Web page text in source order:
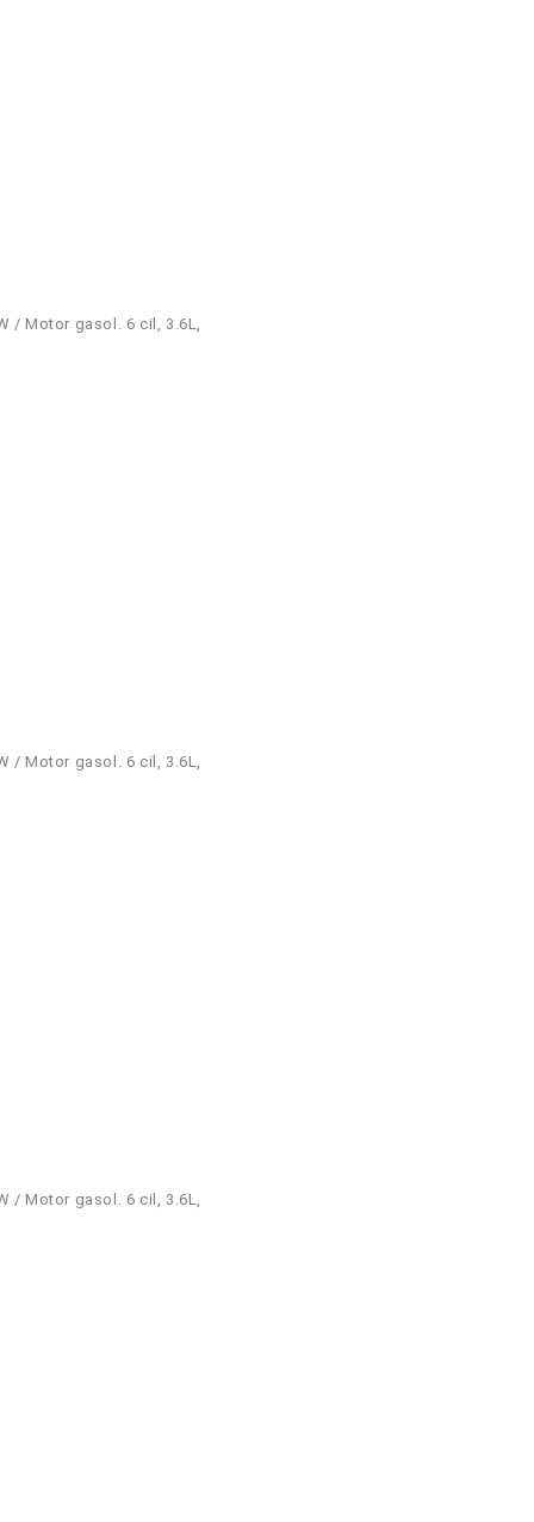
/ Motor gasol. 6 cil, 3.6L,
/ Motor gasol. 6 cil, 3.6L,
/ Motor gasol. 6 cil, 3.6L,